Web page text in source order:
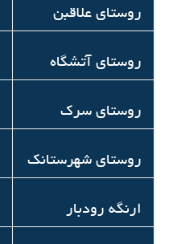
روستای علاقبن
روستای آتشگاه
روستای سرک
روستای شهرستانک
ارنگه رودبار